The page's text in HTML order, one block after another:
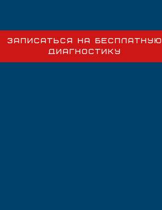
ЗАПИСАТЬСЯ НА БЕСПЛАТНУЮ
ДИАГНОСТИКУ